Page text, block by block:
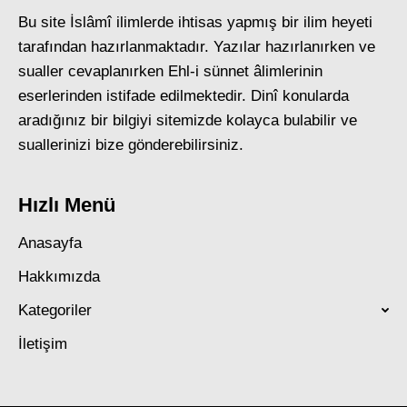
Bu site İslâmî ilimlerde ihtisas yapmış bir ilim heyeti
tarafından hazırlanmaktadır. Yazılar hazırlanırken ve
sualler cevaplanırken Ehl-i sünnet âlimlerinin
eserlerinden istifade edilmektedir. Dinî konularda
aradığınız bir bilgiyi sitemizde kolayca bulabilir ve
suallerinizi bize gönderebilirsiniz.
Hızlı Menü
Anasayfa
Hakkımızda
Kategoriler
İletişim